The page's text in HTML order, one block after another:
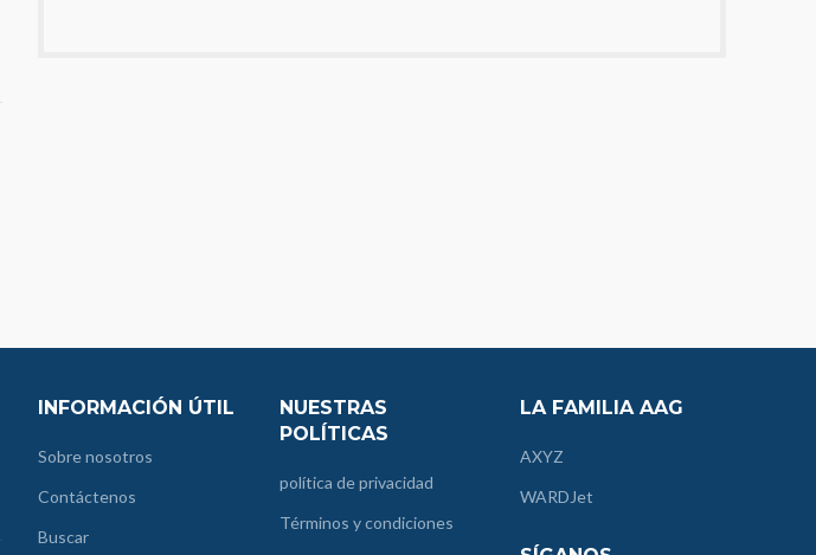
INFORMACIÓN ÚTIL
Sobre nosotros
Contáctenos
Buscar
NUESTRAS
POLÍTICAS
política de privacidad
Términos y condiciones
LA FAMILIA AAG
AXYZ
WARDJet